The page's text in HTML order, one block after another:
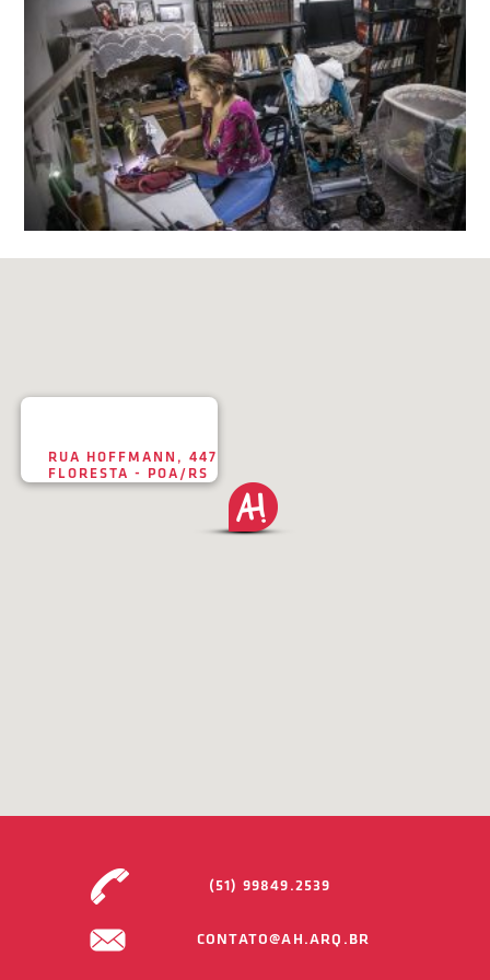
RUA HOFFMANN, 447
FLORESTA - POA/RS
(51) 99849.2539
CONTATO@AH.ARQ.BR